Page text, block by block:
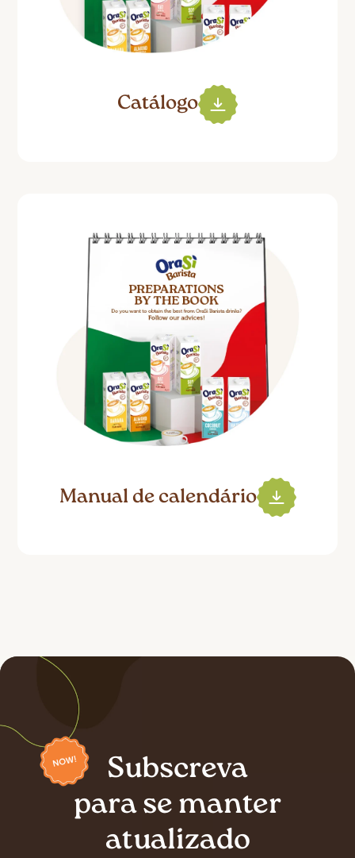
Catálogo
Manual de calendário
Subscreva
para se manter
atualizado